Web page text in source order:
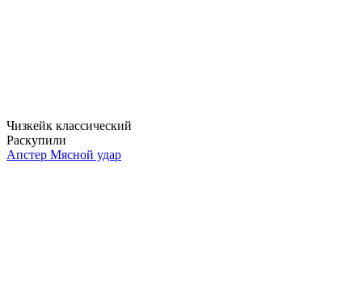
Чизкейк классический
Раскупили
Апстер Мясной удар